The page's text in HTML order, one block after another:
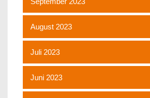
August 2023
Juli 2023
Juni 2023